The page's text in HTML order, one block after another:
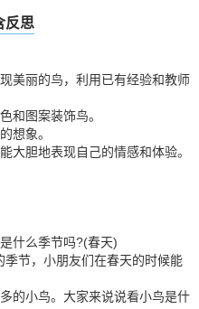
反思
丽的鸟，利用已有经验和教师
图案装饰鸟。
想象。
胆地表现自己的情感和体验。
什么季节吗?(春天)
节，小朋友们在春天的时候能
小鸟。大家来说说看小鸟是什